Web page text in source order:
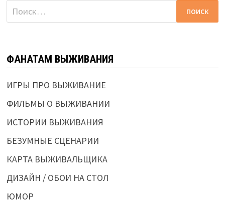
Найти:
ФАНАТАМ ВЫЖИВАНИЯ
ИГРЫ ПРО ВЫЖИВАНИЕ
ФИЛЬМЫ О ВЫЖИВАНИИ
ИСТОРИИ ВЫЖИВАНИЯ
БЕЗУМНЫЕ СЦЕНАРИИ
КАРТА ВЫЖИВАЛЬЩИКА
ДИЗАЙН / ОБОИ НА СТОЛ
ЮМОР